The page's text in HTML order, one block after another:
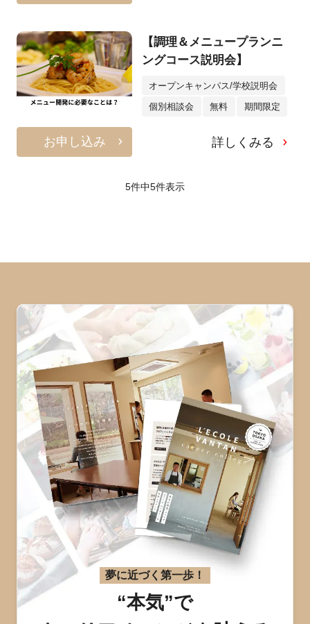
【調理＆メニュープランニ
ングコース説明会】
オープンキャンパス/学校説明会
個別相談会 無料 期間限定
お申し込み 詳しくみる
5件中5件表示
夢に近づく第一歩！
“本気”で